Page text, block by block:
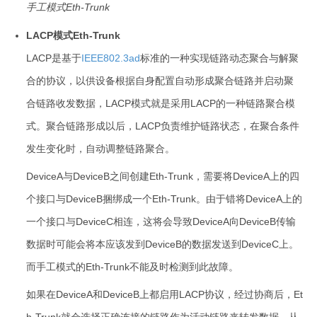
手工模式Eth-Trunk
LACP模式Eth-Trunk
LACP是基于IEEE802.3ad标准的一种实现链路动态聚合与解聚
合的协议，以供设备根据自身配置自动形成聚合链路并启动聚
合链路收发数据，LACP模式就是采用LACP的一种链路聚合模
式。聚合链路形成以后，LACP负责维护链路状态，在聚合条件
发生变化时，自动调整链路聚合。
DeviceA与DeviceB之间创建Eth-Trunk，需要将DeviceA上的四
个接口与DeviceB捆绑成一个Eth-Trunk。由于错将DeviceA上的
一个接口与DeviceC相连，这将会导致DeviceA向DeviceB传输
数据时可能会将本应该发到DeviceB的数据发送到DeviceC上。
而手工模式的Eth-Trunk不能及时检测到此故障。
如果在DeviceA和DeviceB上都启用LACP协议，经过协商后，Et